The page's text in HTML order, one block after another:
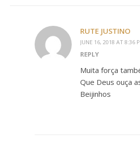
RUTE JUSTINO
JUNE 16, 2018 AT 8:36
REPLY
Muita força
Que Deus ouça
Beijinhos